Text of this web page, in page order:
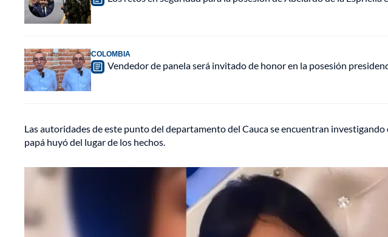
COLOMBIA
Vendedor de panela será invitado de honor en la posesión
Las autoridades de este punto del departamento del Cauca se encuentran investigando
papá huyó del lugar de los hechos.